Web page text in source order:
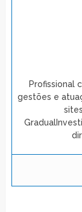
Profissional
gestões e